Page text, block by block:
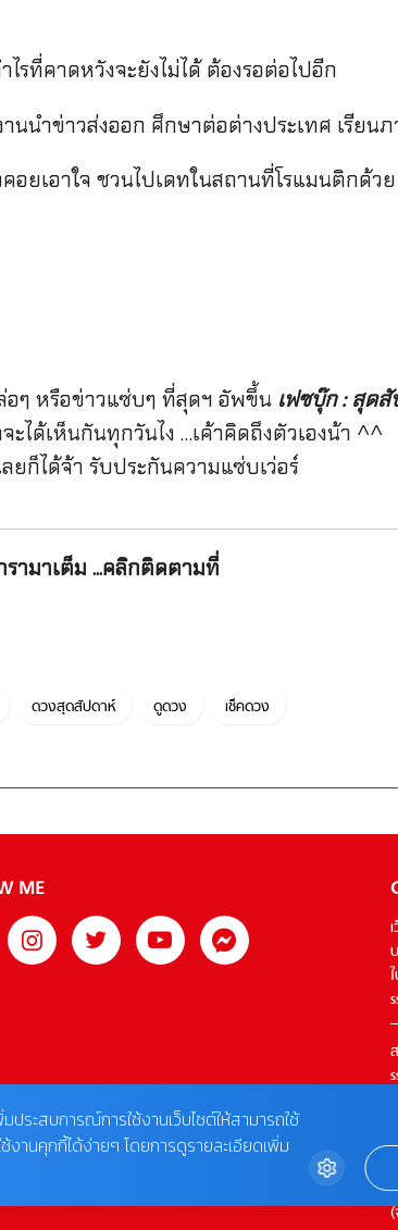
รที่คาดหวังจะยังไม่ได้ ต้องรอต่อไปอีก
นำข่าวส่งออก ศึกษาต่อต่างประเทศ เรียน
ยเอาใจ ชวนไปเดทในสถานที่โรแมนติกด้วย
ๆ หรือข่าวแซ่บๆ ที่สุดฯ อัพขึ้น เฟซบุ๊ก : สุด
ะได้เห็นกันทุกวันไง …เค้าคิดถึงตัวเองน้า ^^
ยก็ได้จ้า รับประกันความแซ่บเว่อร์
ามาเต็ม ...คลิกติดตามที่
ดวงสุดสัปดาห์ ดูดวง เช็คดวง
ME
ประสบการณ์การใช้งานเว็บไซต์ให้สามารถใช้
านคุกกี้ได้ง่ายๆ โดยการดูรายละเอียดเพิ่ม